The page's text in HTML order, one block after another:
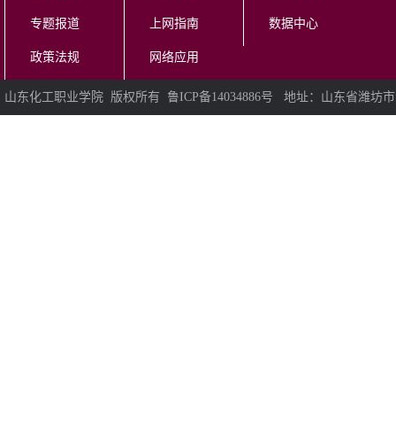
专题报道
政策法规
上网指南
网络应用
数据中心
山东化工职业学院 版权所有 鲁ICP备14034886号 地址：山东省潍坊